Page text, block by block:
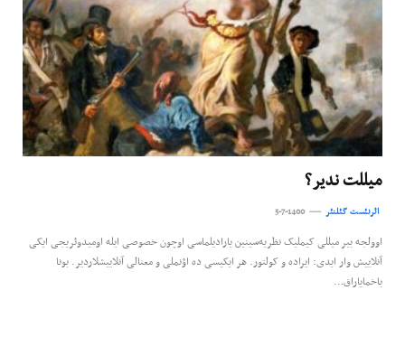
میللت ندیر؟
ائرنئست گئلنئر 5-7-1400
اوولجه بیر میللی کیملیک نظریه‌سینین یارادیلماسی اوچون خصوصی ایله اومیدوئریجی ایکی
آنلاییش وار ایدی: ایراده و کولتور. هر ایکیسی ده اؤنملی و معنالی آنلاییشلاردیر. بونا
باخمایاراق…